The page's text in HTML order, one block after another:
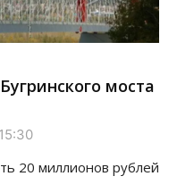
моста
20 миллионов рублей